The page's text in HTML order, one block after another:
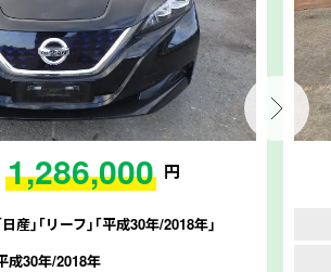
1,286,000 円
日産｣｢リーフ｣｢平成30年/2018年｣
成30年/2018年